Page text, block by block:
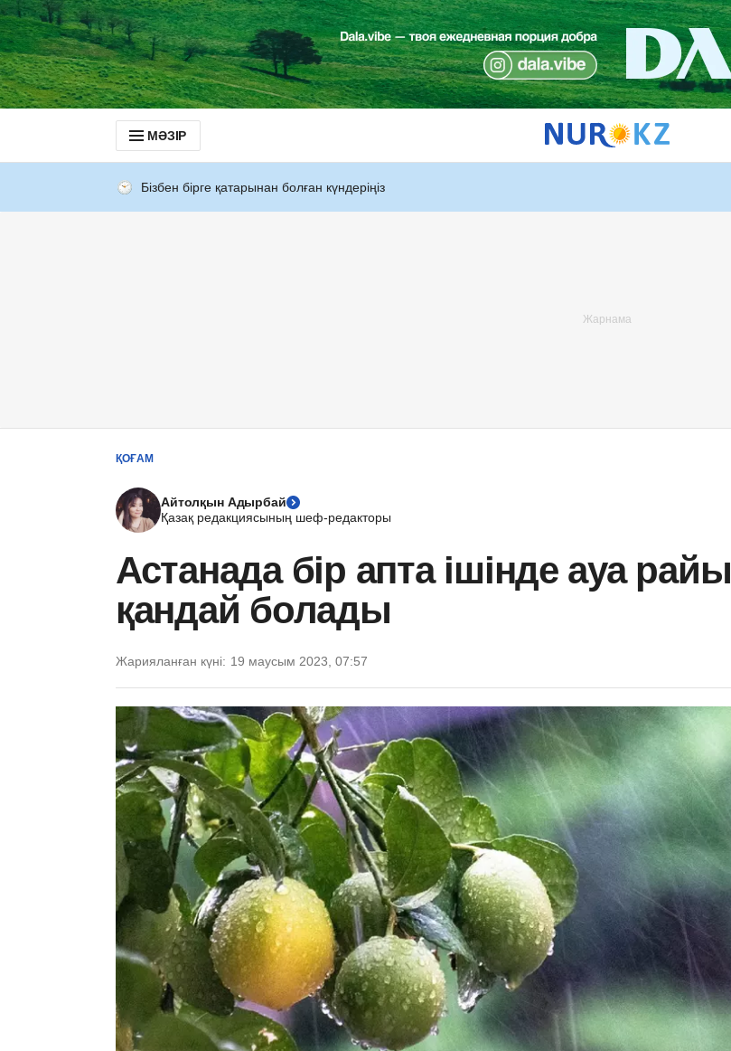
МӘЗІР
Бізбен бірге қатарынан болған күндеріңіз
ҚОҒАМ
Айтолқын Адырбай
Қазақ редакциясының шеф-редакторы
Астанада бір апта ішінде ауа райы
қандай болады
Жарияланған күні: 19 маусым 2023, 07:57